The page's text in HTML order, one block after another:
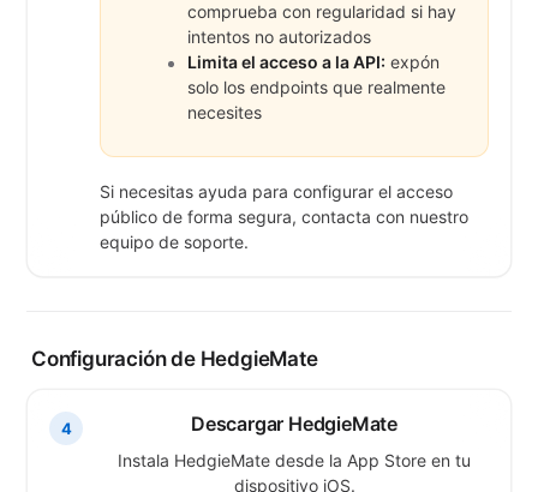
comprueba con regularidad si hay
intentos no autorizados
Limita el acceso a la API: expón
solo los endpoints que realmente
necesites
Si necesitas ayuda para configurar el acceso
público de forma segura, contacta con nuestro
equipo de soporte.
Configuración de HedgieMate
4 Descargar HedgieMate
Instala HedgieMate desde la App Store en tu
dispositivo iOS.